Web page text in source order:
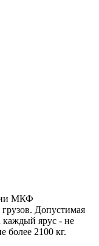
МКФ
Допустимая
каждый ярус - не
более 2100 кг.